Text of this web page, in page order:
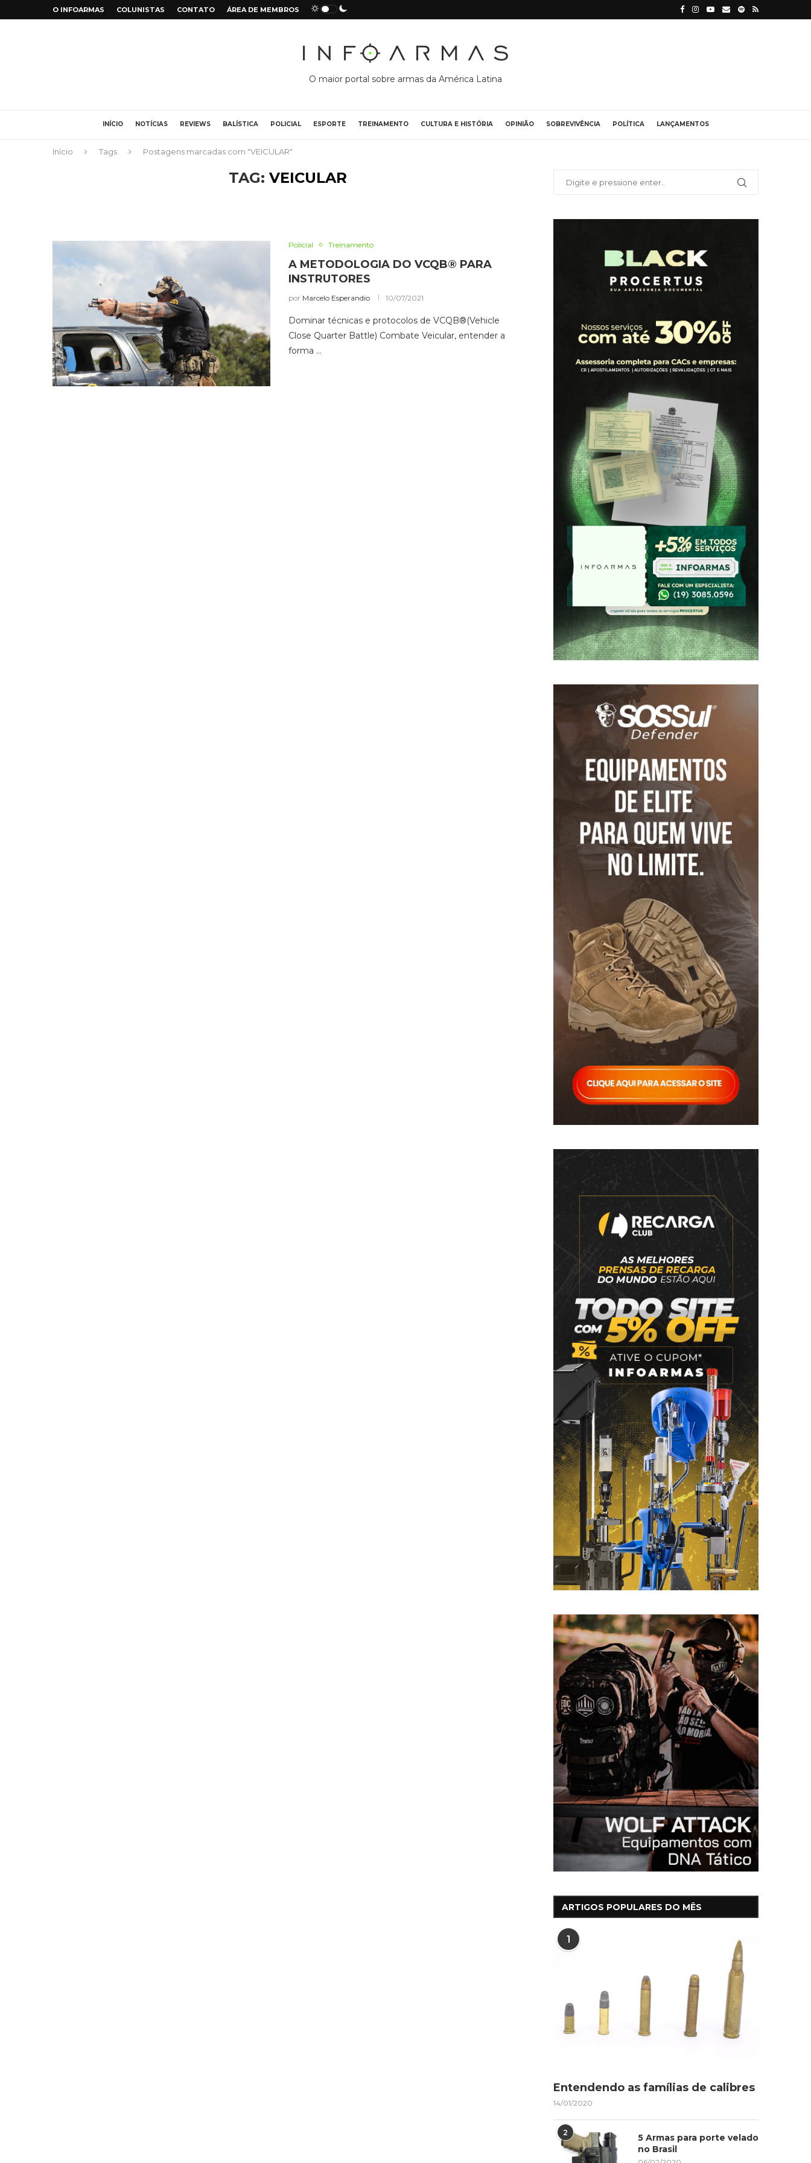
O INFOARMAS COLUNISTAS CONTATO ÁREA DE MEMBROS
O maior portal sobre armas da América Latina
INÍCIO NOTÍCIAS REVIEWS BALÍSTICA POLICIAL ESPORTE TREINAMENTO CULTURA E HISTÓRIA OPINIÃO SOBREVIVÊNCIA POLÍTICA LANÇAMENTOS
Início Tags Postagens marcadas com "VEICULAR"
TAG: VEICULAR
Policial Treinamento
A METODOLOGIA DO VCQB®️ PARA
INSTRUTORES
por Marcelo Esperandio 10/07/2021
Dominar técnicas e protocolos de VCQB®️(Vehicle
Close Quarter Battle) Combate Veicular, entender a
forma …
ARTIGOS POPULARES DO MÊS
1
Entendendo as famílias de calibres
14/01/2020
2
5 Armas para porte velado
no Brasil